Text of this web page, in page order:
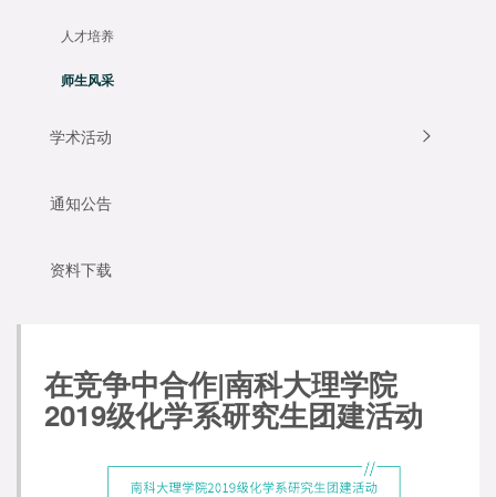
人才培养
师生风采
学术活动
通知公告
资料下载
在竞争中合作|南科大理学院
2019级化学系研究生团建活动